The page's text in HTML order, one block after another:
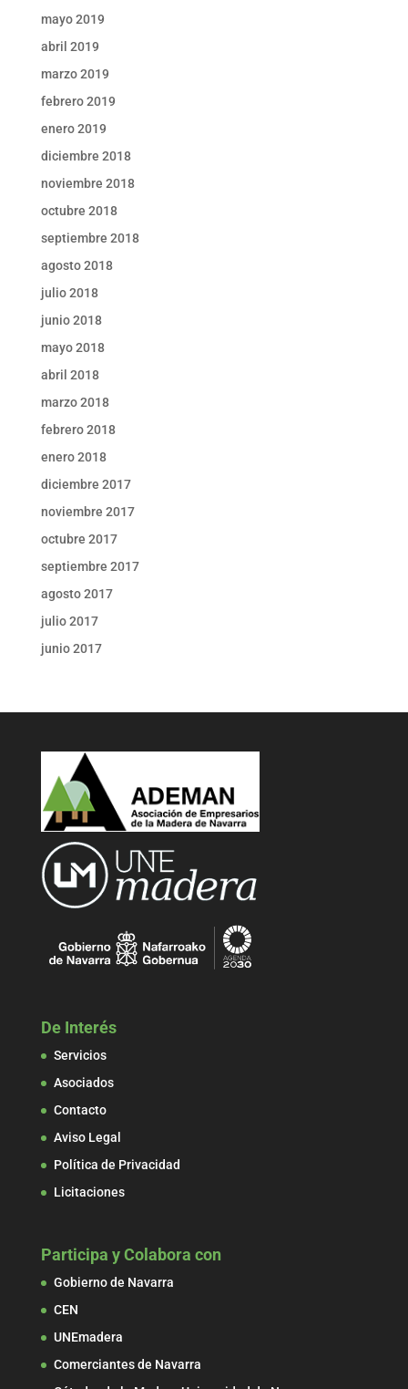
mayo 2019
abril 2019
marzo 2019
febrero 2019
enero 2019
diciembre 2018
noviembre 2018
octubre 2018
septiembre 2018
agosto 2018
julio 2018
junio 2018
mayo 2018
abril 2018
marzo 2018
febrero 2018
enero 2018
diciembre 2017
noviembre 2017
octubre 2017
septiembre 2017
agosto 2017
julio 2017
junio 2017
De Interés
Servicios
Asociados
Contacto
Aviso Legal
Política de Privacidad
Licitaciones
Participa y Colabora con
Gobierno de Navarra
CEN
UNEmadera
Comerciantes de Navarra